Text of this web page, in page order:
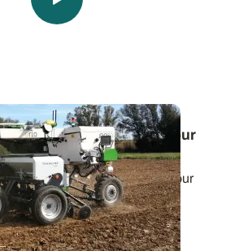
d’un robot porte-outil pour
blé
sont associés à ARVALIS pour
semis et de...